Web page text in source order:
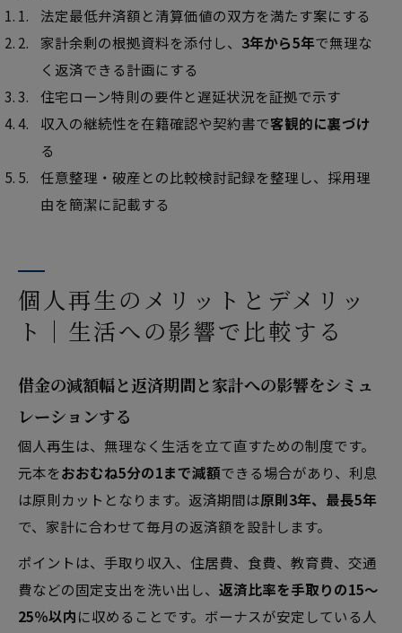
法定最低弁済額と清算価値の双方を満たす案にする
家計余剰の根拠資料を添付し、 3年から5年で無理な
く返済できる計画にする
住宅ローン特則の要件と遅延状況を証拠で示す
収入の継続性を在籍確認や契約書で客観的に裏づけ
る
任意整理・破産との比較検討記録を整理し、採用理
由を簡潔に記載する
個人再生のメリットとデメリッ
ト｜生活への影響で比較する
借金の減額幅と返済期間と家計への影響をシミュ
レーションする
個人再生は、無理なく生活を立て直すための制度です。
元本をおおむね5分の1まで減額できる場合があり、利息
は原則カットとなります。返済期間は原則3年、最長5年
で、家計に合わせて毎月の返済額を設計します。
ポイントは、手取り収入、住居費、食費、教育費、交通
費などの固定支出を洗い出し、 返済比率を手取りの15〜
25％以内に収めることです。ボーナスが安定している人